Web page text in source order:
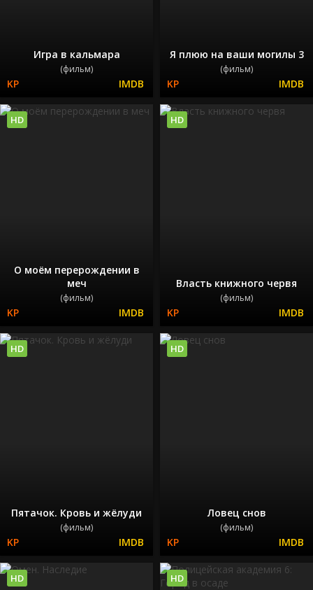
Игра в кальмара
(фильм)
Я плюю на ваши могилы 3
(фильм)
О моём перерождении в
меч
(фильм)
HD
Власть книжного червя
(фильм)
HD
Пятачок. Кровь и жёлуди
(фильм)
HD
Ловец снов
(фильм)
HD
HD HD